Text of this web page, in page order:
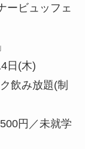
ービュッフェ
日(木)
飲み放題(制
円／未就学